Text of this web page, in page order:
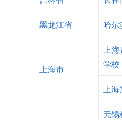
黑龙江省 哈尔
上海市
上
学校
上
无锡